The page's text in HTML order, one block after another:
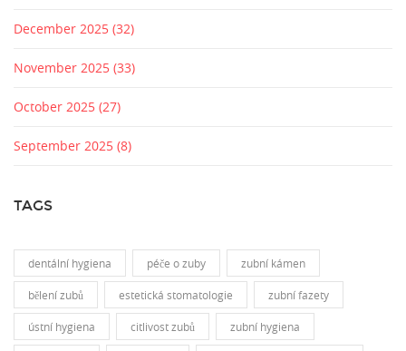
December 2025 (32)
November 2025 (33)
October 2025 (27)
September 2025 (8)
TAGS
dentální hygiena péče o zuby zubní kámen
bělení zubů estetická stomatologie zubní fazety
ústní hygiena citlivost zubů zubní hygiena